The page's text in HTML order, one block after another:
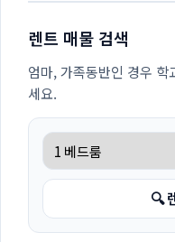
렌트 매물 검색
엄마, 가족동반인 경우
세요.
🔍